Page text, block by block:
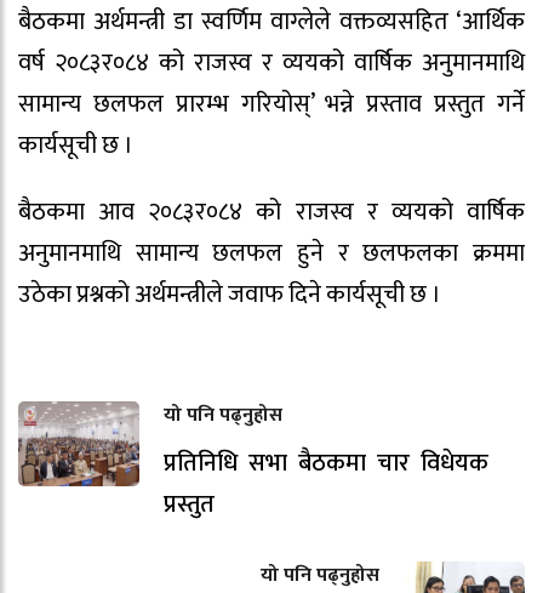
बैठकमा अर्थमन्त्री डा स्वर्णिम वाग्लेले वक्तव्यसहित ‘आर्थिक
वर्ष २०८३र०८४ को राजस्व र व्ययको वार्षिक अनुमानमाथि
सामान्य छलफल प्रारम्भ गरियोस्’ भन्ने प्रस्ताव प्रस्तुत गर्ने
कार्यसूची छ ।
बैठकमा आव २०८३र०८४ को राजस्व र व्ययको वार्षिक
अनुमानमाथि सामान्य छलफल हुने र छलफलका क्रममा
उठेका प्रश्नको अर्थमन्त्रीले जवाफ दिने कार्यसूची छ ।
यो पनि पढ्नुहोस
प्रतिनिधि सभा बैठकमा चार विधेयक
प्रस्तुत
यो पनि पढ्नुहोस